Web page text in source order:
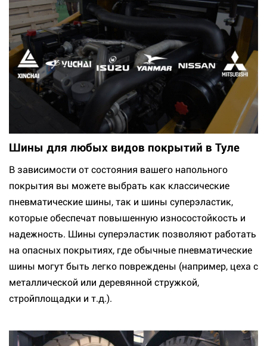
Шины для любых видов покрытий в Туле
В зависимости от состояния вашего напольного
покрытия вы можете выбрать как классические
пневматические шины, так и шины суперэластик,
которые обеспечат повышенную износостойкость и
надежность. Шины суперэластик позволяют работать
на опасных покрытиях, где обычные пневматические
шины могут быть легко повреждены (например, цеха с
металлической или деревянной стружкой,
стройплощадки и т.д.).